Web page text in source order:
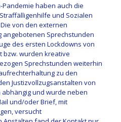
haben auch die
und Sozialen
von den externen
angebotenen Sprechstunden
des ersten Lockdowns von
bzw. wurden kreative
Sprechstunden weiterhin
zu den
Justizvollzugsanstalten von
und wurde neben
und/oder Brief, mit
versucht